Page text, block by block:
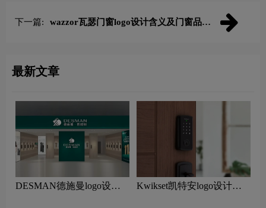
下一篇:
wazzor瓦瑟门窗logo设计含义及门窗品牌
最新文章
DESMAN德施曼logo设计
Kwikset凯特安logo设计含